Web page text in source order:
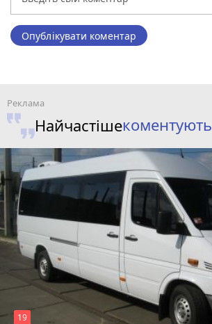
Опублікувати коментар
Найчастішекоментують
19